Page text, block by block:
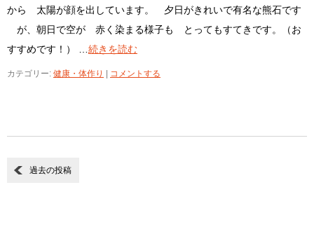
から 太陽が顔を出しています。 夕日がきれいで有名な熊石です
が、朝日で空が 赤く染まる様子も とってもすてきです。（お
すすめです！） … 続きを読む
カテゴリー: 健康・体作り コメントする
過去の投稿